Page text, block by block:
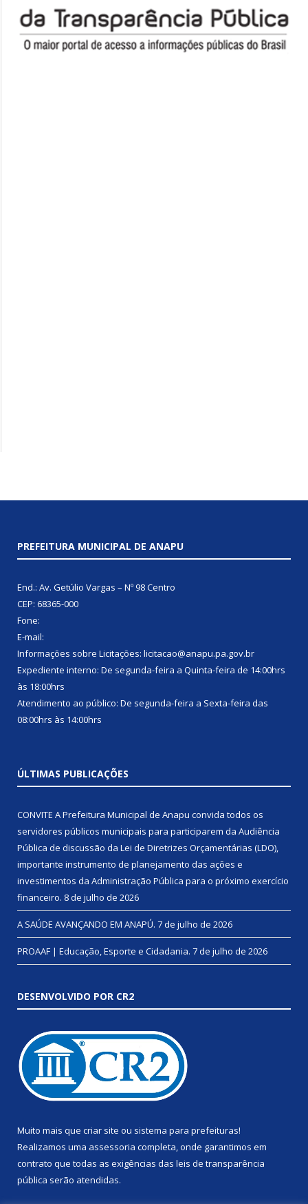
PREFEITURA MUNICIPAL DE ANAPU
End.: Av. Getúlio Vargas – Nº 98 Centro
CEP: 68365-000
Fone:
E-mail:
Informações sobre Licitações: licitacao@anapu.pa.gov.br
Expediente interno: De segunda-feira a Quinta-feira de 14:00hrs
às 18:00hrs
Atendimento ao público: De segunda-feira a Sexta-feira das
08:00hrs às 14:00hrs
ÚLTIMAS PUBLICAÇÕES
CONVITE A Prefeitura Municipal de Anapu convida todos os
servidores públicos municipais para participarem da Audiência
Pública de discussão da Lei de Diretrizes Orçamentárias (LDO),
importante instrumento de planejamento das ações e
investimentos da Administração Pública para o próximo exercício
financeiro. 8 de julho de 2026
A SAÚDE AVANÇANDO EM ANAPÚ. 7 de julho de 2026
PROAAF | Educação, Esporte e Cidadania. 7 de julho de 2026
DESENVOLVIDO POR CR2
Muito mais que criar site ou sistema para prefeituras!
Realizamos uma assessoria completa, onde garantimos em
contrato que todas as exigências das leis de transparência
pública serão atendidas.